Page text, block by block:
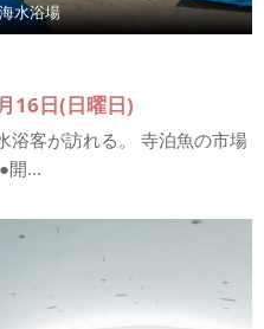
水浴場
16日(日曜日)
浴客が訪れる。 寺泊魚の市場
開...